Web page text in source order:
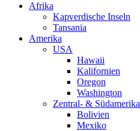
Afrika
Kapverdische Inseln
Tansania
Amerika
USA
Hawaii
Kalifornien
Oregon
Washington
Zentral- & Südamerika
Bolivien
Mexiko